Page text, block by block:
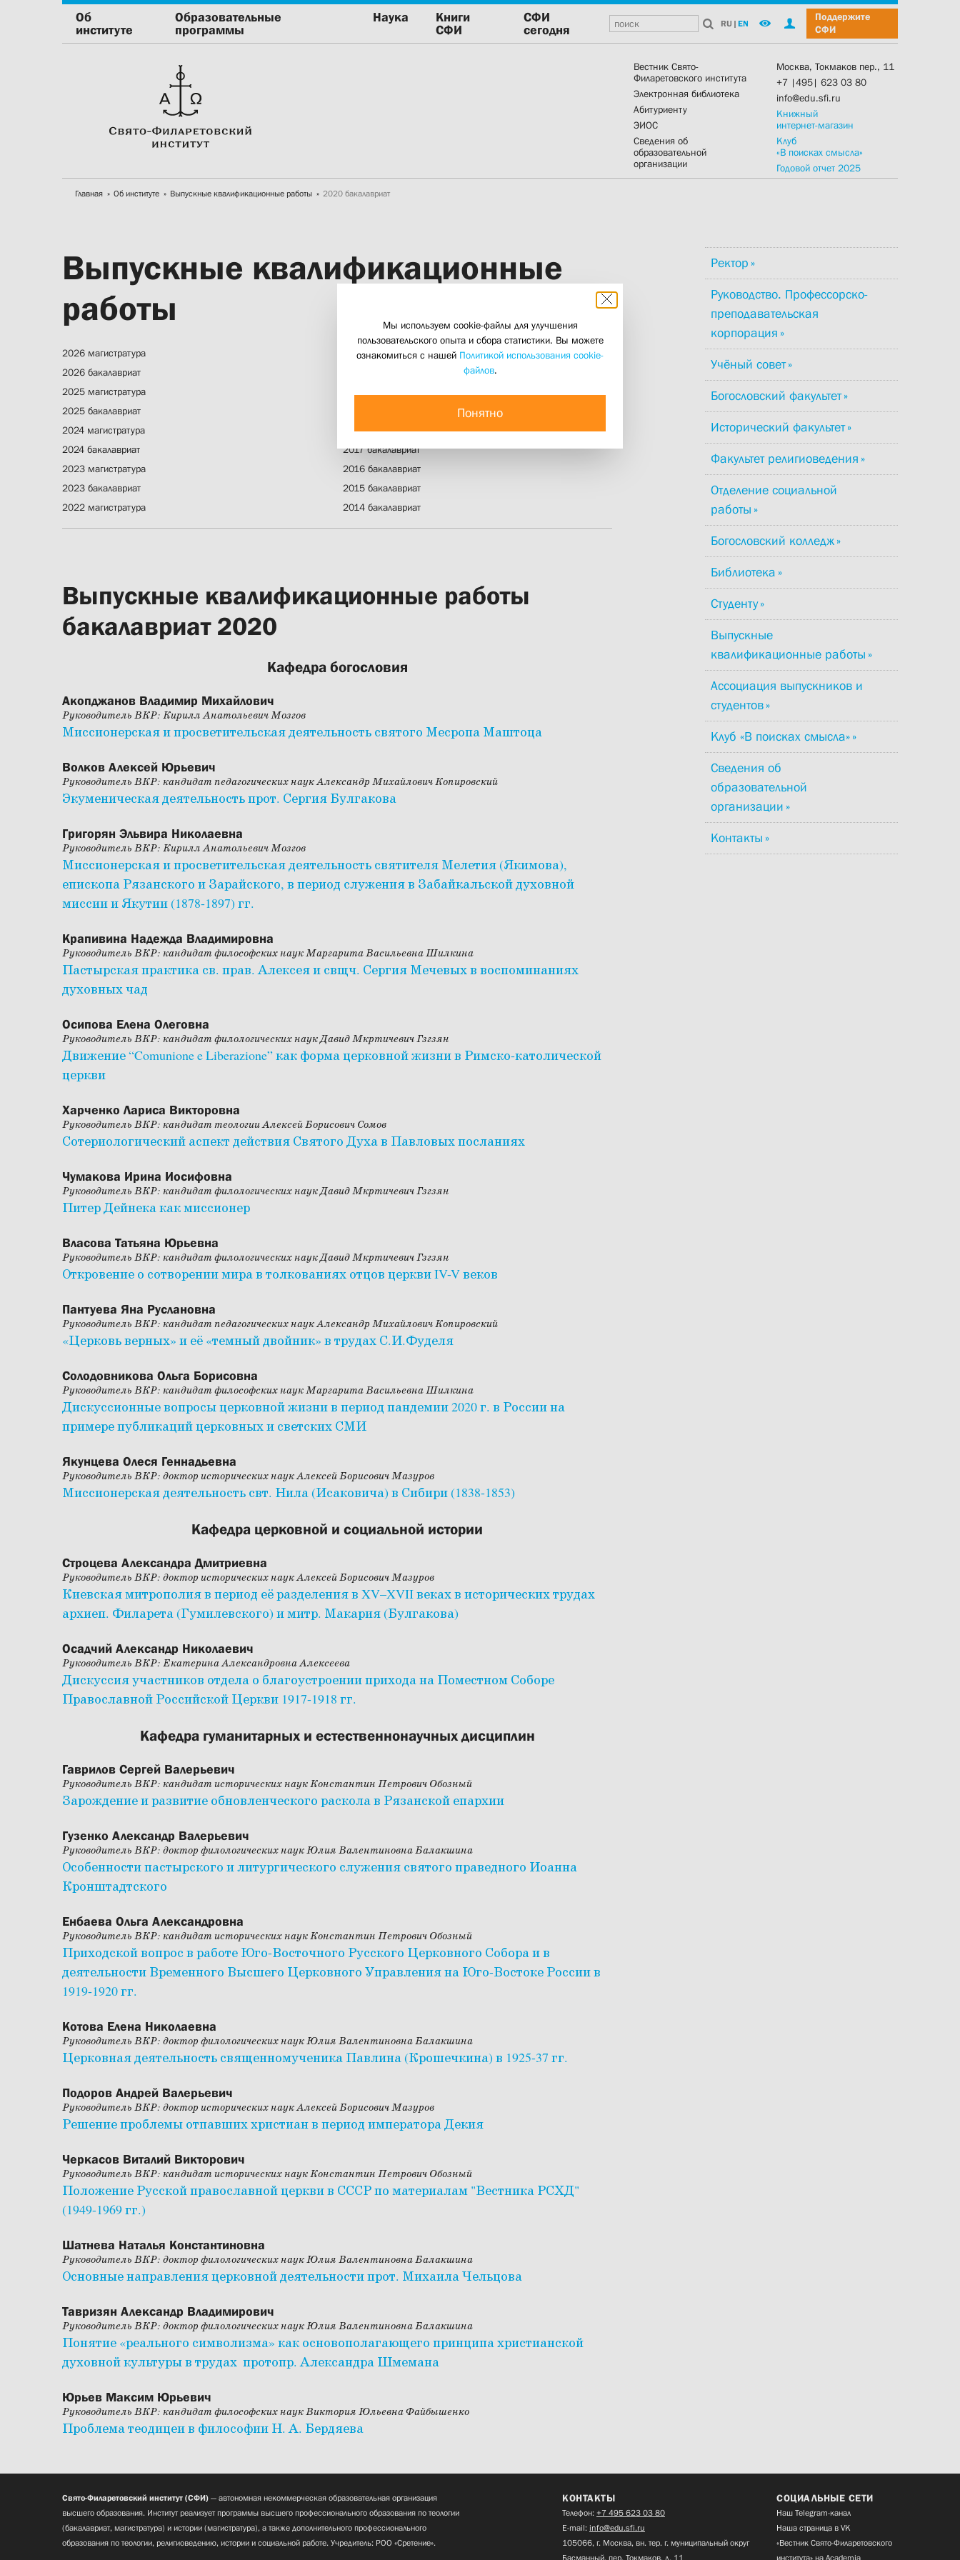
Об
институте
Образовательные
программы
Наука
Книги
СФИ
СФИ
сегодня
RU | EN
Поддержите
СФИ
Вестник Свято-
Филаретовского института
Электронная библиотека
Абитуриенту
ЭИОС
Сведения об
образовательной
организации
Москва, Токмаков пер., 11
+7 |495| 623 03 80
info@edu.sfi.ru
Книжный
интернет-магазин
Клуб
«В поисках смысла»
Годовой отчет 2025
Главная Об институте Выпускные квалификационные работы 2020 бакалавриат
Выпускные квалификационные
работы
2026 магистратура
2026 бакалавриат
2025 магистратура
2025 бакалавриат
2024 магистратура
2024 бакалавриат
2023 магистратура
2023 бакалавриат
2022 магистратура
2022 бакалавриат
2018 бакалавриат
2017 бакалавриат
2016 бакалавриат
2015 бакалавриат
2014 бакалавриат
Выпускные квалификационные работы
бакалавриат 2020
Кафедра богословия
Акопджанов Владимир Михайлович
Руководитель ВКР: Кирилл Анатольевич Мозгов
Миссионерская и просветительская деятельность святого Месропа Маштоца
Волков Алексей Юрьевич
Руководитель ВКР: кандидат педагогических наук Александр Михайлович Копировский
Экуменическая деятельность прот. Сергия Булгакова
Григорян Эльвира Николаевна
Руководитель ВКР: Кирилл Анатольевич Мозгов
Миссионерская и просветительская деятельность святителя Мелетия (Якимова),
епископа Рязанского и Зарайского, в период служения в Забайкальской духовной
миссии и Якутии (1878-1897) гг.
Крапивина Надежда Владимировна
Руководитель ВКР: кандидат философских наук Маргарита Васильевна Шилкина
Пастырская практика св. прав. Алексея и свщч. Сергия Мечевых в воспоминаниях
духовных чад
Осипова Елена Олеговна
Руководитель ВКР: кандидат филологических наук Давид Мкртичевич Гзгзян
Движение “Comunione e Liberazione” как форма церковной жизни в Римско-католической
церкви
Харченко Лариса Викторовна
Руководитель ВКР: кандидат теологии Алексей Борисович Сомов
Сотериологический аспект действия Святого Духа в Павловых посланиях
Чумакова Ирина Иосифовна
Руководитель ВКР: кандидат филологических наук Давид Мкртичевич Гзгзян
Питер Дейнека как миссионер
Власова Татьяна Юрьевна
Руководитель ВКР: кандидат филологических наук Давид Мкртичевич Гзгзян
Откровение о сотворении мира в толкованиях отцов церкви IV-V веков
Пантуева Яна Руслановна
Руководитель ВКР: кандидат педагогических наук Александр Михайлович Копировский
«Церковь верных» и её «темный двойник» в трудах С.И.Фуделя
Солодовникова Ольга Борисовна
Руководитель ВКР: кандидат философских наук Маргарита Васильевна Шилкина
Дискуссионные вопросы церковной жизни в период пандемии 2020 г. в России на
примере публикаций церковных и светских СМИ
Якунцева Олеся Геннадьевна
Руководитель ВКР: доктор исторических наук Алексей Борисович Мазуров
Миссионерская деятельность свт. Нила (Исаковича) в Сибири (1838-1853)
Кафедра церковной и социальной истории
Строцева Александра Дмитриевна
Руководитель ВКР: доктор исторических наук Алексей Борисович Мазуров
Киевская митрополия в период её разделения в XV–XVII веках в исторических трудах
архиеп. Филарета (Гумилевского) и митр. Макария (Булгакова)
Осадчий Александр Николаевич
Руководитель ВКР: Екатерина Александровна Алексеева
Дискуссия участников отдела о благоустроении прихода на Поместном Соборе
Православной Российской Церкви 1917-1918 гг.
Кафедра гуманитарных и естественнонаучных дисциплин
Гаврилов Сергей Валерьевич
Руководитель ВКР: кандидат исторических наук Константин Петрович Обозный
Зарождение и развитие обновленческого раскола в Рязанской епархии
Гузенко Александр Валерьевич
Руководитель ВКР: доктор филологических наук Юлия Валентиновна Балакшина
Особенности пастырского и литургического служения святого праведного Иоанна
Кронштадтского
Енбаева Ольга Александровна
Руководитель ВКР: кандидат исторических наук Константин Петрович Обозный
Приходской вопрос в работе Юго-Восточного Русского Церковного Собора и в
деятельности Временного Высшего Церковного Управления на Юго-Востоке России в
1919-1920 гг.
Котова Елена Николаевна
Руководитель ВКР: доктор филологических наук Юлия Валентиновна Балакшина
Церковная деятельность священномученика Павлина (Крошечкина) в 1925-37 гг.
Подоров Андрей Валерьевич
Руководитель ВКР: доктор исторических наук Алексей Борисович Мазуров
Решение проблемы отпавших христиан в период императора Декия
Черкасов Виталий Викторович
Руководитель ВКР: кандидат исторических наук Константин Петрович Обозный
Положение Русской православной церкви в СССР по материалам "Вестника РСХД"
(1949-1969 гг.)
Шатнева Наталья Константиновна
Руководитель ВКР: доктор филологических наук Юлия Валентиновна Балакшина
Основные направления церковной деятельности прот. Михаила Чельцова
Тавризян Александр Владимирович
Руководитель ВКР: доктор филологических наук Юлия Валентиновна Балакшина
Понятие «реального символизма» как основополагающего принципа христианской
духовной культуры в трудах протопр. Александра Шмемана
Юрьев Максим Юрьевич
Руководитель ВКР: кандидат философских наук Виктория Юльевна Файбышенко
Проблема теодицеи в философии Н. А. Бердяева
Ректор
Руководство. Профессорско-
преподавательская
корпорация
Учёный совет
Богословский факультет
Исторический факультет
Факультет религиоведения
Отделение социальной
работы
Богословский колледж
Библиотека
Студенту
Выпускные
квалификационные работы
Ассоциация выпускников и
студентов
Клуб «В поисках смысла»
Сведения об
образовательной
организации
Контакты
Мы используем cookie-файлы для улучшения
пользовательского опыта и сбора статистики. Вы можете
ознакомиться с нашей Политикой использования cookie-
файлов.
Понятно
Свято-Филаретовский институт (СФИ) — автономная некоммерческая образовательная организация
высшего образования. Институт реализует программы высшего профессионального образования по теологии
(бакалавриат, магистратура) и истории (магистратура), а также дополнительного профессионального
образования по теологии, религиоведению, истории и социальной работе. Учредитель: РОО «Сретение».
КОНТАКТЫ
Телефон: +7 495 623 03 80
E-mail: info@edu.sfi.ru
105066, г. Москва, вн. тер. г. муниципальный округ
СОЦИАЛЬНЫЕ СЕТИ
Наш Telegram-канал
Наша страница в VK
«Вестник Свято-Филаретовского